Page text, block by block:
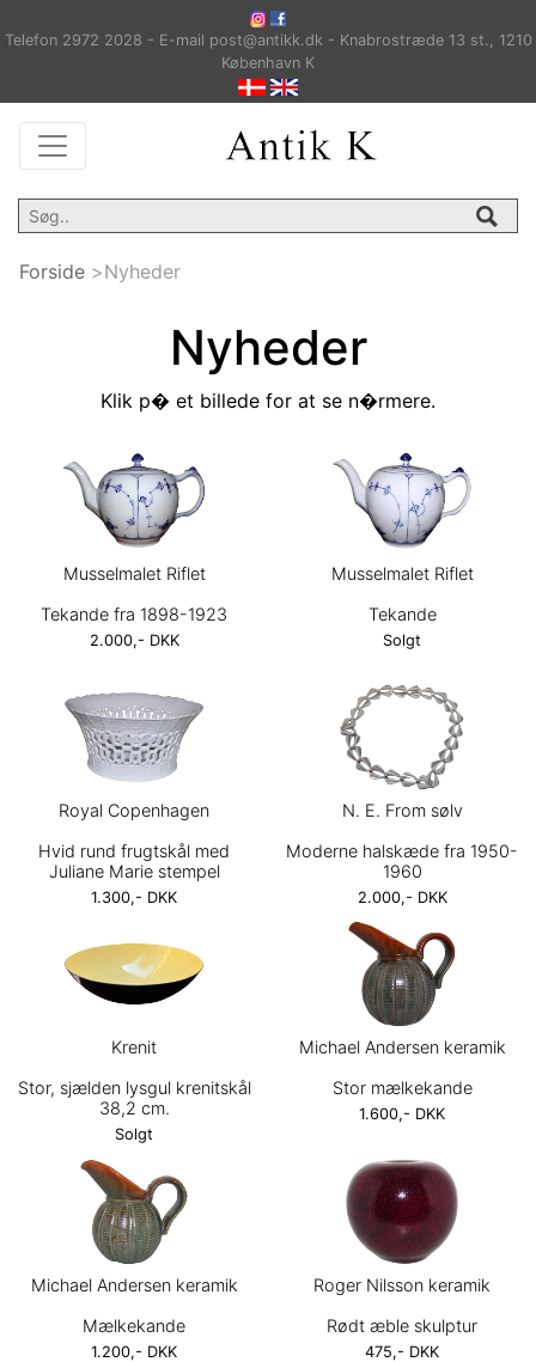
Telefon 2972 2028 - E-mail post@antikk.dk - Knabrostræde 13 st., 1210
København K
Forside >Nyheder
Nyheder
Klik p� et billede for at se n�rmere.
Musselmalet Riflet
Tekande fra 1898-1923
2.000,- DKK
Musselmalet Riflet
Tekande
Solgt
Royal Copenhagen
Hvid rund frugtskål med
Juliane Marie stempel
1.300,- DKK
N. E. From sølv
Moderne halskæde fra 1950-
1960
2.000,- DKK
Krenit
Stor, sjælden lysgul krenitskål
38,2 cm.
Solgt
Michael Andersen keramik
Stor mælkekande
1.600,- DKK
Michael Andersen keramik
Mælkekande
1.200,- DKK
Roger Nilsson keramik
Rødt æble skulptur
475,- DKK